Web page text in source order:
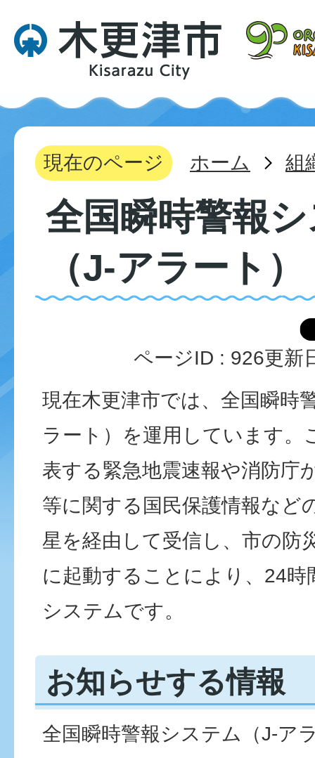
現在のページ ホーム 組
全国瞬時警報
（J-アラート）
ページID : 926更新
現在木更津市では、全国瞬時
ラート）を運用しています。
表する緊急地震速報や消防庁
等に関する国民保護情報など
星を経由して受信し、市の防
に起動することにより、24時
システムです。
お知らせする情報
全国瞬時警報システム（J-ア